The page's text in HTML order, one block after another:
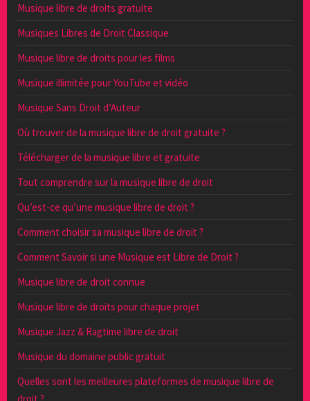
Musique libre de droits gratuite
Musiques Libres de Droit Classique
Musique libre de droits pour les films
Musique illimitée pour YouTube et vidéo
Musique Sans Droit d’Auteur
Où trouver de la musique libre de droit gratuite ?
Télécharger de la musique libre et gratuite
Tout comprendre sur la musique libre de droit
Qu’est-ce qu’une musique libre de droit ?
Comment choisir sa musique libre de droit ?
Comment Savoir si une Musique est Libre de Droit ?
Musique libre de droit connue
Musique libre de droits pour chaque projet
Musique Jazz & Ragtime libre de droit
Musique du domaine public gratuit
Quelles sont les meilleures plateformes de musique libre de